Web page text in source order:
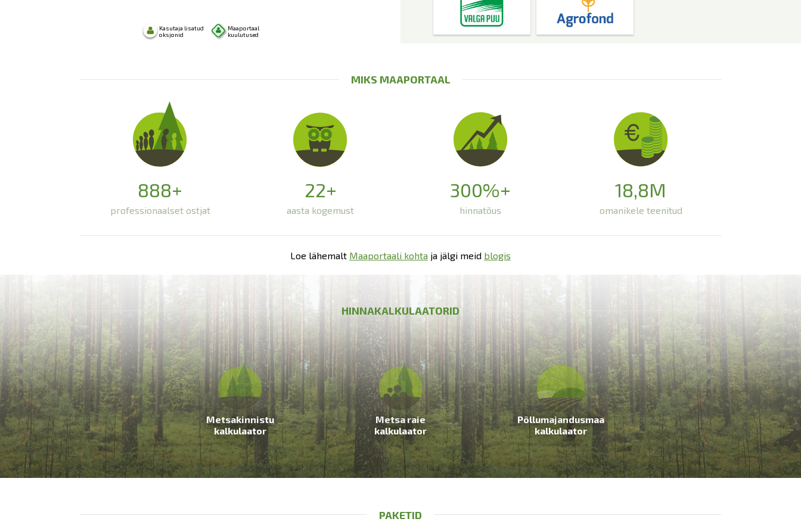
MIKS MAAPORTAAL
888+
professionaalset ostjat
22+
aasta kogemust
300%+
hinnatõus
18,8M
omanikele teenitud
Loe lähemalt Maaportaali kohta ja jälgi meid blogis
HINNAKALKULAATORID
Metsakinnistu
kalkulaator
Metsa raie
kalkulaator
Põllumajandusmaa
kalkulaator
PAKETID